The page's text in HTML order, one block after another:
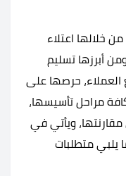
خلالها اعتلاء
أبرزها تسليم
حرصها على
مراحل تأسيسها،
مقارنتها، ويأتي في
يلبي متطلبات